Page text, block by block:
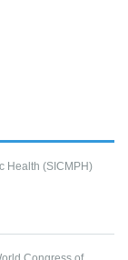
Health (SICMPH)